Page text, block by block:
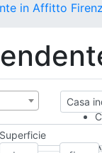
in Affitto
Casa
Superficie